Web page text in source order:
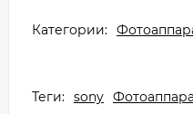
Категории:
Теги: sony